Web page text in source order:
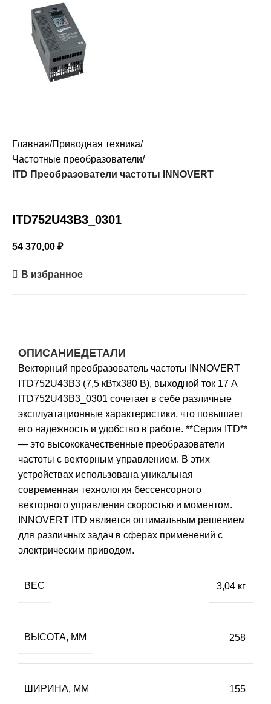
Главная Приводная техника
Частотные преобразователи
ITD Преобразователи частоты INNOVERT
ITD752U43B3_0301
54 370,00 ₽
В избранное
ОПИСАНИЕДЕТАЛИ
Векторный преобразователь частоты INNOVERT
ITD752U43B3 (7,5 кВтx380 В), выходной ток 17 А
ITD752U43B3_0301 сочетает в себе различные
эксплуатационные характеристики, что повышает
его надежность и удобство в работе. **Серия ITD**
— это высококачественные преобразователи
частоты с векторным управлением. В этих
устройствах использована уникальная
современная технология бессенсорного
векторного управления скоростью и моментом.
INNOVERT ITD является оптимальным решением
для различных задач в сферах применений c
электрическим приводом.
ВЕС 3,04 кг
ВЫСОТА, ММ 258
ШИРИНА, ММ 155